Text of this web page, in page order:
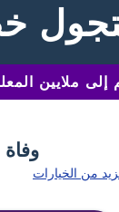
من الخيارات